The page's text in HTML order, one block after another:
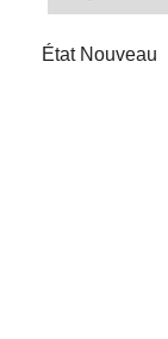
État Nouveau